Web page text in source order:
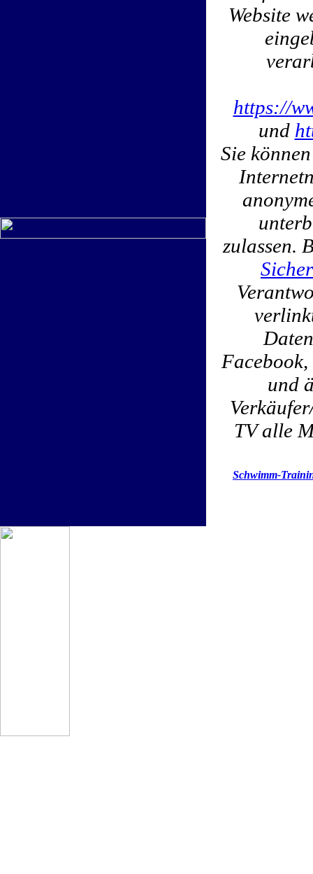
Website
https://
und
Sie
zulassen.
und
TV alle
Schwimm-